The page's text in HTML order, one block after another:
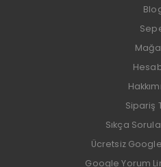
Sipariş
Sıkça
Ücretsiz
Google Yorum